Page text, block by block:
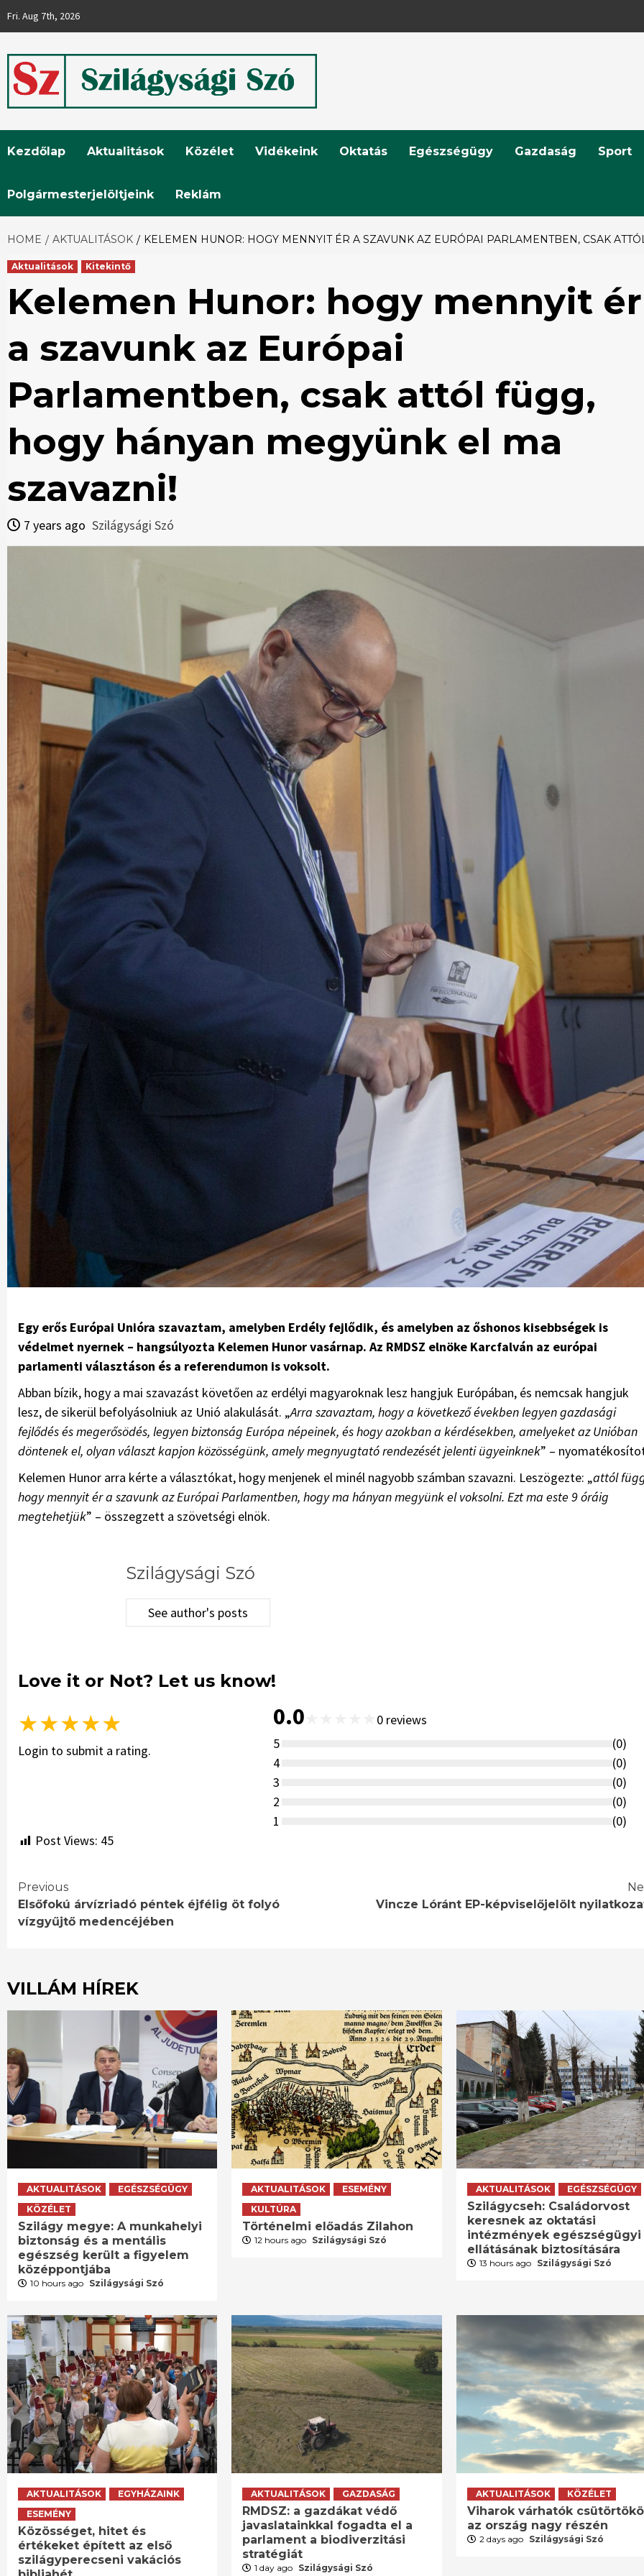
Fri. Aug 7th, 2026
Szilágysági
Szó
Kezdőlap Aktualitások Közélet Vidékeink Oktatás Egészségügy Gazdaság Sport
Polgármesterjelöltjeink Reklám
HOME AKTUALITÁSOK KELEMEN HUNOR: HOGY MENNYIT ÉR A SZAVUNK AZ EURÓPAI PARLAMENTBEN, CSAK
Aktualitások Kitekintő
Kelemen Hunor: hogy mennyit ér
a szavunk az Európai
Parlamentben, csak attól függ,
hogy hányan megyünk el ma
szavazni!
7 years ago Szilágysági Szó
Egy erős Európai Unióra szavaztam, amelyben Erdély fejlődik, és amelyben az őshonos kisebbségek is
védelmet nyernek – hangsúlyozta Kelemen Hunor vasárnap. Az RMDSZ elnöke Karcfalván az európai
parlamenti választáson és a referendumon is voksolt.
Abban bízik, hogy a mai szavazást követően az erdélyi magyaroknak lesz hangjuk Európában, és nemcsak hangjuk
lesz, de sikerül befolyásolniuk az Unió alakulását. „Arra szavaztam, hogy a következő években legyen gazdasági
fejlődés és megerősödés, legyen biztonság Európa népeinek, és hogy azokban a kérdésekben, amelyeket az Unióban
döntenek el, olyan választ kapjon közösségünk, amely megnyugtató rendezését jelenti ügyeinknek” –
Kelemen Hunor arra kérte a választókat, hogy menjenek el minél nagyobb számban szavazni. Leszögezte: „attól
hogy mennyit ér a szavunk az Európai Parlamentben, hogy ma hányan megyünk el voksolni. Ezt ma este 9 óráig
megtehetjük” – összegzett a szövetségi elnök.
Szilágysági Szó
See author's posts
Love it or Not? Let us know!
★★★★★
Login to submit a rating.
0.0 0 reviews
5
(0)
4
(0)
3
(0)
2
(0)
1
(0)
Post Views: 45
Continue
Reading
Previous
Elsőfokú árvízriadó péntek éjfélig öt folyó
vízgyűjtő medencéjében
Vincze Lóránt EP-képviselőjelölt
VILLÁM HÍREK
AKTUALITÁSOK
EGÉSZSÉGÜGY
KÖZÉLET
Szilágy megye: A munkahelyi
biztonság és a mentális
egészség került a figyelem
középpontjába
10 hours ago Szilágysági Szó
AKTUALITÁSOK
ESEMÉNY
KULTÚRA
Történelmi előadás Zilahon
12 hours ago Szilágysági Szó
AKTUALITÁSOK EGÉSZSÉGÜGY
Szilágycseh: Családorvost
keresnek az oktatási
intézmények egészségügyi
ellátásának biztosítására
13 hours ago Szilágysági Szó
AKTUALITÁSOK
EGYHÁZAINK
ESEMÉNY
Közösséget, hitet és
értékeket épített az első
szilágyperecseni vakációs
AKTUALITÁSOK GAZDASÁG
RMDSZ: a gazdákat védő
javaslatainkkal fogadta el a
parlament a biodiverzitási
stratégiát
1 day ago Szilágysági Szó
AKTUALITÁSOK KÖZÉLET
Viharok várhatók
az ország nagy részén
2 days ago Szilágysági Szó